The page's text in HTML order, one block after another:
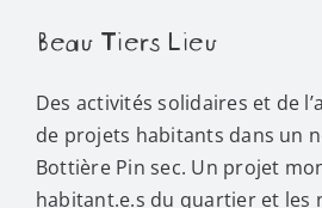
Beau Tiers Lieu
Des activités solidaires et de
de projets habitants dans un
Bottière Pin sec. Un projet
habitant.e.s du quartier et les